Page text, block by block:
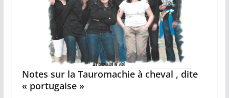
Notes sur la Tauromachie à cheval , dite
« portugaise »